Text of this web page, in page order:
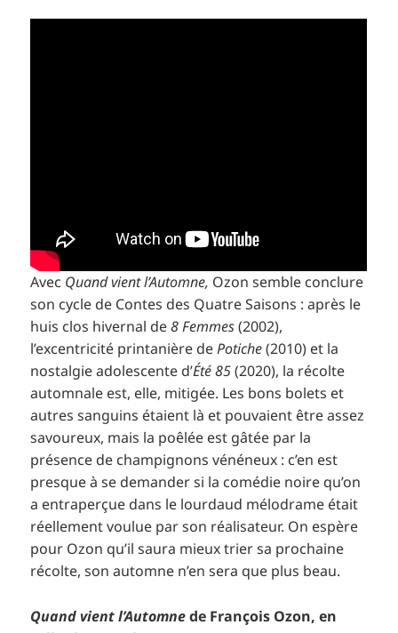
Avec Quand vient l’Automne, Ozon semble conclure
son cycle de Contes des Quatre Saisons : après le
huis clos hivernal de8 Femmes(2002),
l’excentricité printanière dePotiche(2010) et la
nostalgie adolescente d’Été 85(2020), la récolte
automnale est, elle, mitigée. Les bons bolets et
autres sanguins étaient là et pouvaient être assez
savoureux, mais la poêlée est gâtée par la
présence de champignons vénéneux : c’en est
presque à se demander si la comédie noire qu’on
a entraperçue dans le lourdaud mélodrame était
réellement voulue par son réalisateur. On espère
pour Ozon qu’il saura mieux trier sa prochaine
récolte, son automne n’en sera que plus beau.
Quand vient l’Automnede François Ozon, en